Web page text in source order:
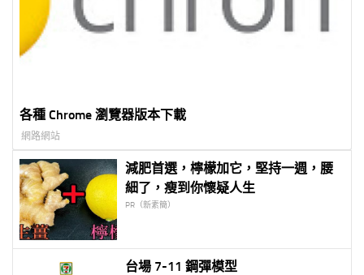
各種 Chrome 瀏覽器版本下載
網路網站
減肥首選，檸檬加它，堅持一週，腰
細了，瘦到你懷疑人生
PR（新素簡）
台場 7-11 鋼彈模型